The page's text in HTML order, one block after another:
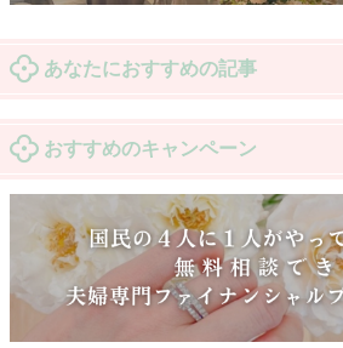
あなたにおすすめの記事
おすすめのキャンペーン